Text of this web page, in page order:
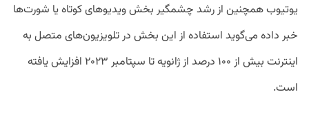
یوتیوب همچنین از رشد چشمگیر بخش ویدیو‌های کوتاه یا شورت‌ها
خبر داده می‌گوید استفاده از این بخش در تلویزیون‌های متصل به
اینترنت بیش از ۱۰۰ درصد از ژانویه تا سپتامبر ۲۰۲۳ افزایش یافته
است.